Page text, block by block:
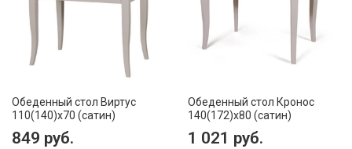
Обеденный стол Виртус
110(140)x70 (сатин)
849 руб.
Обеденный стол Кронос
140(172)x80 (сатин)
1 021 руб.